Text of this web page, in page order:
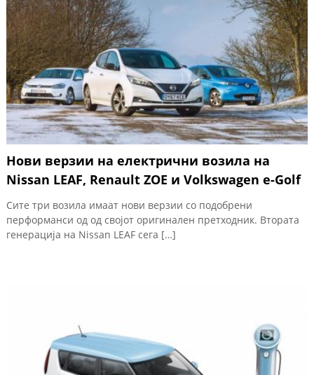
Нови верзии на електрични возила на
Nissan LEAF, Renault ZOE и Volkswagen e-Golf
Сите три возила имаат нови верзии со подобрени
перформанси од од својот оригинален претходник. Втората
генерација на Nissan LEAF сега […]